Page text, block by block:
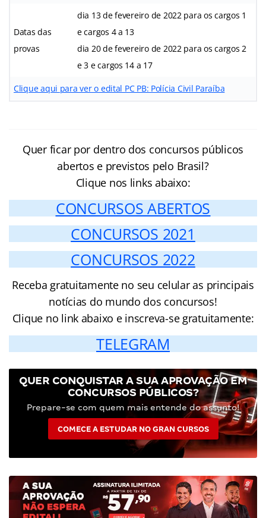
Datas das
provas
dia 13 de fevereiro de 2022 para os cargos 1
e cargos 4 a 13
dia 20 de fevereiro de 2022 para os cargos 2
e 3 e cargos 14 a 17
Clique aqui para ver o edital PC PB: Polícia Civil Paraíba
Quer ficar por dentro dos concursos públicos
abertos e previstos pelo Brasil?
Clique nos links abaixo:
CONCURSOS ABERTOS
CONCURSOS 2021
CONCURSOS 2022
Receba gratuitamente no seu celular as principais
notícias do mundo dos concursos!
Clique no link abaixo e inscreva-se gratuitamente:
TELEGRAM
QUER CONQUISTAR A SUA APROVAÇÃO EM
CONCURSOS PÚBLICOS?
Prepare-se com quem mais entende do assunto!
COMECE A ESTUDAR NO GRAN CURSOS